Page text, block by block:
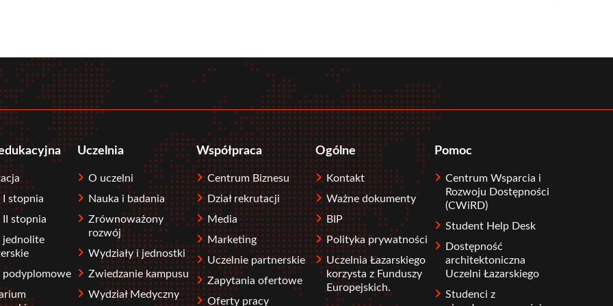
I stopnia
II stopnia
jednolite
podyplomowe
Uczelnia
O uczelni
Nauka i badania
Zrównoważony
rozwój
Wydziały i jednostki
Zwiedzanie kampusu
Wydział Medyczny
Współpraca
Centrum Biznesu
Dział rekrutacji
Media
Marketing
Uczelnie partnerskie
Zapytania ofertowe
Oferty pracy
Ogólne
Kontakt
Ważne dokumenty
BIP
Polityka prywatności
Uczelnia Łazarskiego
korzysta z Funduszy
Europejskich.
Pomoc
Centrum Wsparcia i
Rozwoju Dostępności
(CWiRD)
Student Help Desk
Dostępność
architektoniczna
Uczelni Łazarskiego
Studenci z